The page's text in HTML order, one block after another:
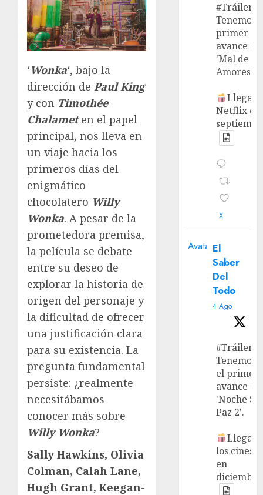
‘Wonka‘, bajo la
dirección de Paul King
y con Timothée
Chalameten el papel
principal, nos lleva en
un viaje hacia los
primeros días del
enigmático
chocolatero Willy
Wonka. A pesar de la
prometedora premisa,
la película se debate
entre su deseo de
explorar la historia de
origen del personaje y
la dificultad de ofrecer
una justificación clara
para su existencia. La
pregunta fundamental
persiste: ¿realmente
necesitábamos
conocer más sobre
Willy Wonka?
Sally Hawkins, Olivia
Colman, Calah Lane,
Hugh Grant, Keegan-
#Tráiler
Tenemos
primer
avance de
'Mal de
Amores'.
Llega a
Netflix en
X
Avatar El
Saber
Del
Todo
4 Ago
#Tráiler
Tenemos
el primer
avance de
'Noche
Paz 2'.
Llega a
los cines
en